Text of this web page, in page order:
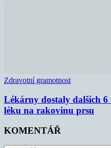
Zdravotní gramotnost
Lékárny dostaly dalších 6
léku na rakovinu prsu
KOMENTÁŘ